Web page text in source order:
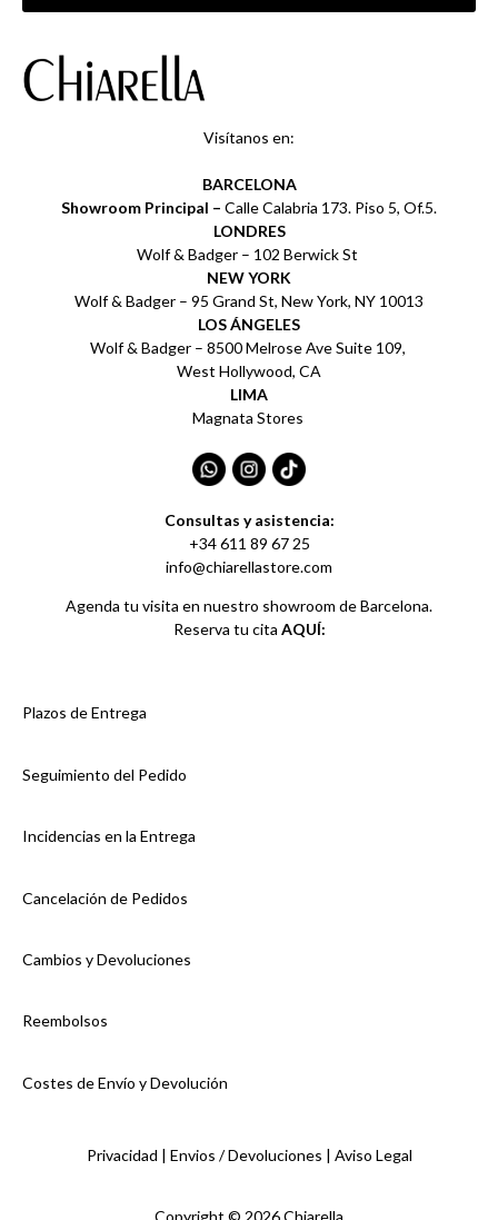
Visítanos en:
BARCELONA
Showroom Principal – Calle Calabria 173. Piso 5, Of.5.
LONDRES
Wolf & Badger – 102 Berwick St
NEW YORK
Wolf & Badger – 95 Grand St, New York, NY 10013
LOS ÁNGELES
Wolf & Badger – 8500 Melrose Ave Suite 109,
West Hollywood, CA
LIMA
Magnata Stores
Consultas y asistencia:
+34 611 89 67 25
info@chiarellastore.com
Agenda tu visita en nuestro showroom de Barcelona.
Reserva tu cita AQUÍ:
Plazos de Entrega
Seguimiento del Pedido
Incidencias en la Entrega
Cancelación de Pedidos
Cambios y Devoluciones
Reembolsos
Costes de Envío y Devolución
Privacidad | Envios / Devoluciones | Aviso Legal